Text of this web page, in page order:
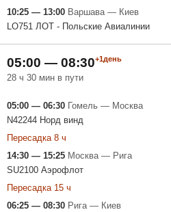
10:25 — 13:00 Варшава — Киев
LO751 ЛОТ - Польские Авиалинии
05:00 — 08:30+1день
28 ч 30 мин в пути
05:00 — 06:30 Гомель — Москва
N42244 Норд винд
Пересадка 8 ч
14:30 — 15:25 Москва — Рига
SU2100 Аэрофлот
Пересадка 15 ч
06:25 — 08:30 Рига — Киев